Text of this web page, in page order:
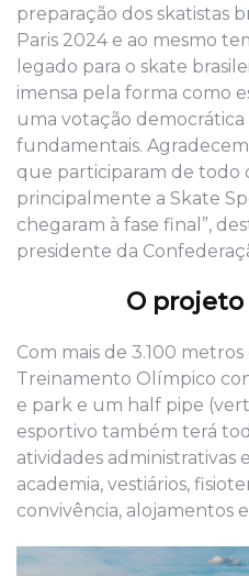
preparação dos skatistas
Paris 2024 e ao mesmo
legado para o skate
imensa pela forma como
uma votação
fundamentais.
que participaram de todo
principalmente a Skate
chegaram à fase final”,
presidente da
O
Com mais de 3.100
Treinamento Olímpico
e park e um half pipe
esportivo também terá
atividades administrativas
academia, vestiários,
convivência, alojamentos